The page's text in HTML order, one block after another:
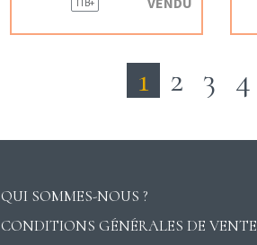
1 2 3 4
QUI SOMMES-NOUS ?
CONDITIONS GÉNÉRALES DE VENTE